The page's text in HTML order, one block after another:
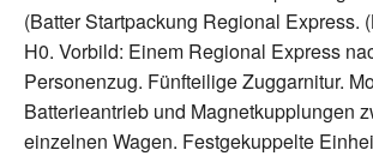
Wie funktioniert Wongshop?
Wir haben für dich die beliebtesten
Produktkategorien analysiert und so
besondern Algorithmus die meist
(Batter Startpackung Regional Express.
H0. Vorbild: Einem Regional Express
Personenzug. Fünfteilige Zuggarnitur.
Batterieantrieb und Magnetkupplungen
einzelnen Wagen. Festgekuppelte